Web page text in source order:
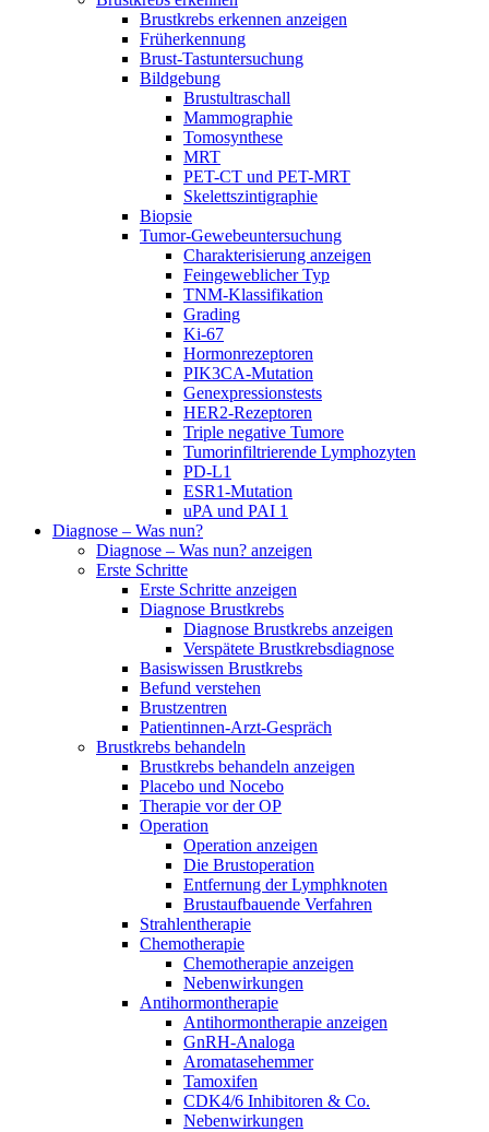
Brustkrebs erkennen anzeigen
Früherkennung
Brust-Tastuntersuchung
Bildgebung
Brustultraschall
Mammographie
Tomosynthese
MRT
PET-CT und PET-MRT
Skelettszintigraphie
Biopsie
Tumor-Gewebeuntersuchung
Charakterisierung anzeigen
Feingeweblicher Typ
TNM-Klassifikation
Grading
Ki-67
Hormonrezeptoren
PIK3CA-Mutation
Genexpressionstests
HER2-Rezeptoren
Triple negative Tumore
Tumorinfiltrierende Lymphozyten
PD-L1
ESR1-Mutation
uPA und PAI 1
Diagnose – Was nun?
Diagnose – Was nun? anzeigen
Erste Schritte
Erste Schritte anzeigen
Diagnose Brustkrebs
Diagnose Brustkrebs anzeigen
Verspätete Brustkrebsdiagnose
Basiswissen Brustkrebs
Befund verstehen
Brustzentren
Patientinnen-Arzt-Gespräch
Brustkrebs behandeln
Brustkrebs behandeln anzeigen
Placebo und Nocebo
Therapie vor der OP
Operation
Operation anzeigen
Die Brustoperation
Entfernung der Lymphknoten
Brustaufbauende Verfahren
Strahlentherapie
Chemotherapie
Chemotherapie anzeigen
Nebenwirkungen
Antihormontherapie
Antihormontherapie anzeigen
GnRH-Analoga
Aromatasehemmer
Tamoxifen
CDK4/6 Inhibitoren & Co.
Nebenwirkungen